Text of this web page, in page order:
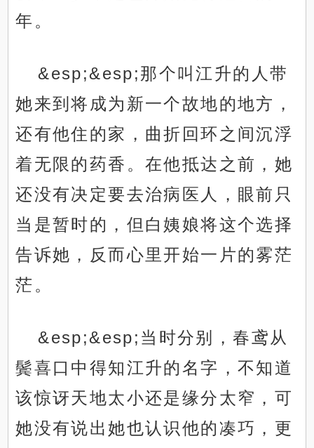
年。
&esp;&esp;那个叫江升的人带
她来到将成为新一个故地的地方，
还有他住的家，曲折回环之间沉浮
着无限的药香。在他抵达之前，她
还没有决定要去治病医人，眼前只
当是暂时的，但白姨娘将这个选择
告诉她，反而心里开始一片的雾茫
茫。
&esp;&esp;当时分别，春鸢从
鬓喜口中得知江升的名字，不知道
该惊讶天地太小还是缘分太窄，可
她没有说出她也认识他的凑巧，更